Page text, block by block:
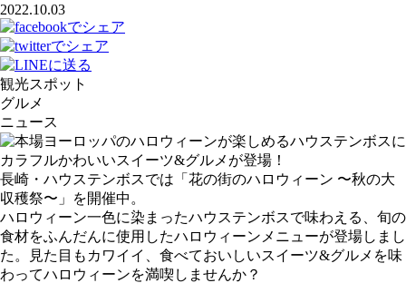
2022.10.03
観光スポット
グルメ
ニュース
長崎・ハウステンボスでは「花の街のハロウィーン 〜秋の大
収穫祭〜」を開催中。
ハロウィーン一色に染まったハウステンボスで味わえる、旬の
食材をふんだんに使用したハロウィーンメニューが登場しまし
た。見た目もカワイイ、食べておいしいスイーツ&グルメを味
わってハロウィーンを満喫しませんか？